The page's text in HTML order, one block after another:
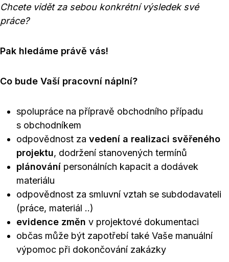
Chcete vidět za sebou konkrétní výsledek své
práce?
Pak hledáme právě vás!
Co bude Vaší pracovní náplní?
spolupráce na přípravě obchodního případu
s obchodníkem
odpovědnost za vedení a realizaci svěřeného
projektu, dodržení stanovených termínů
plánování personálních kapacit a dodávek
materiálu
odpovědnost za smluvní vztah se subdodavateli
(práce, materiál ..)
evidence změn v projektové dokumentaci
občas může být zapotřebí také Vaše manuální
výpomoc při dokončování zakázky